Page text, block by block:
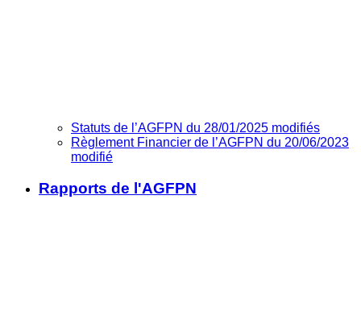
Statuts de l’AGFPN du 28/01/2025 modifiés
Règlement Financier de l’AGFPN du 20/06/2023
modifié
Rapports de l'AGFPN